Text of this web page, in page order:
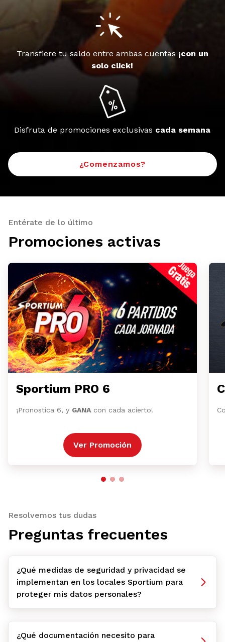
Transfiere tu saldo entre ambas cuentas ¡con un
solo click!
Disfruta de promociones exclusivas cada semana
¿Comenzamos?
Entérate de lo último
Promociones activas
Sportium PRO 6
¡Pronostica 6, y GANA con cada acierto!
Ver Promoción
Resolvemos tus dudas
Preguntas frecuentes
¿Qué medidas de seguridad y privacidad se
implementan en los locales Sportium para
proteger mis datos personales?
¿Qué documentación necesito para